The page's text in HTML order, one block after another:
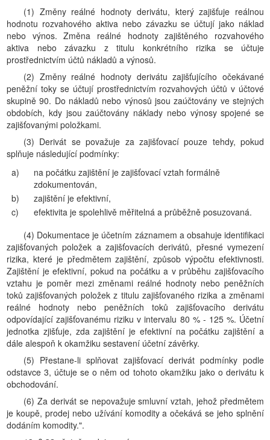
(1) Změny reálné hodnoty derivátu, který zajišťuje reálnou
hodnotu rozvahového aktiva nebo závazku se účtují jako náklad
nebo výnos. Změna reálné hodnoty zajištěného rozvahového
aktiva nebo závazku z titulu konkrétního rizika se účtuje
prostřednictvím účtů nákladů a výnosů.
(2) Změny reálné hodnoty derivátu zajišťujícího očekávané
peněžní toky se účtují prostřednictvím rozvahových účtů v účtové
skupině 90. Do nákladů nebo výnosů jsou zaúčtovány ve stejných
obdobích, kdy jsou zaúčtovány náklady nebo výnosy spojené se
zajišťovanými položkami.
(3) Derivát se považuje za zajišťovací pouze tehdy, pokud
splňuje následující podmínky:
a)
na počátku zajištění je zajišťovací vztah formálně
zdokumentován,
b)
zajištění je efektivní,
c)
efektivita je spolehlivě měřitelná a průběžně posuzovaná.
(4) Dokumentace je účetním záznamem a obsahuje identifikaci
zajišťovaných položek a zajišťovacích derivátů, přesné vymezení
rizika, které je předmětem zajištění, způsob výpočtu efektivnosti.
Zajištění je efektivní, pokud na počátku a v průběhu zajišťovacího
vztahu je poměr mezi změnami reálné hodnoty nebo peněžních
toků zajišťovaných položek z titulu zajišťovaného rizika a změnami
reálné hodnoty nebo peněžních toků zajišťovacího derivátu
odpovídající zajišťovanému riziku v intervalu 80 % - 125 %. Účetní
jednotka zjišťuje, zda zajištění je efektivní na počátku zajištění a
dále alespoň k okamžiku sestavení účetní závěrky.
(5) Přestane-li splňovat zajišťovací derivát podmínky podle
odstavce 3, účtuje se o něm od tohoto okamžiku jako o derivátu k
obchodování.
(6) Za derivát se nepovažuje smluvní vztah, jehož předmětem
je koupě, prodej nebo užívání komodity a očekává se jeho splnění
dodáním komodity.".